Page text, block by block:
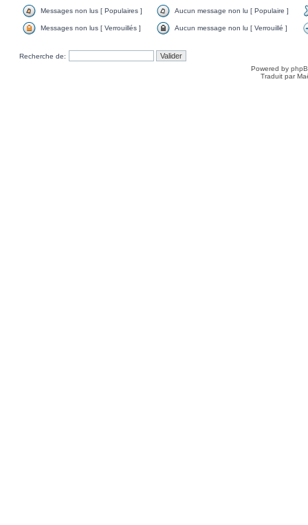
Messages non lus [ Populaires ] Aucun message non lu [ Populaire ]
Messages non lus [ Verrouillés ] Aucun message non lu [ Verrouillé ]
Recherche de:
Powered by
Traduit par